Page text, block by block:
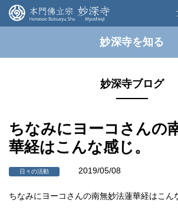
妙深寺を知る
妙深寺ブログ
ちなみにヨーコさんの
華経はこんな感じ。
日々の活動 2019/05/08
ちなみにヨーコさんの南無妙法蓮華経はこん